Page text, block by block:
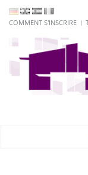
COMMENT S'INSCRIRE